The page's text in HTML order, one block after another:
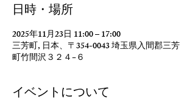
日時・場所
2025年11月23日 11:00 – 17:00
三芳町, 日本、〒354-0043 埼玉県入間郡三芳
町竹間沢３２４−６
イベントについて